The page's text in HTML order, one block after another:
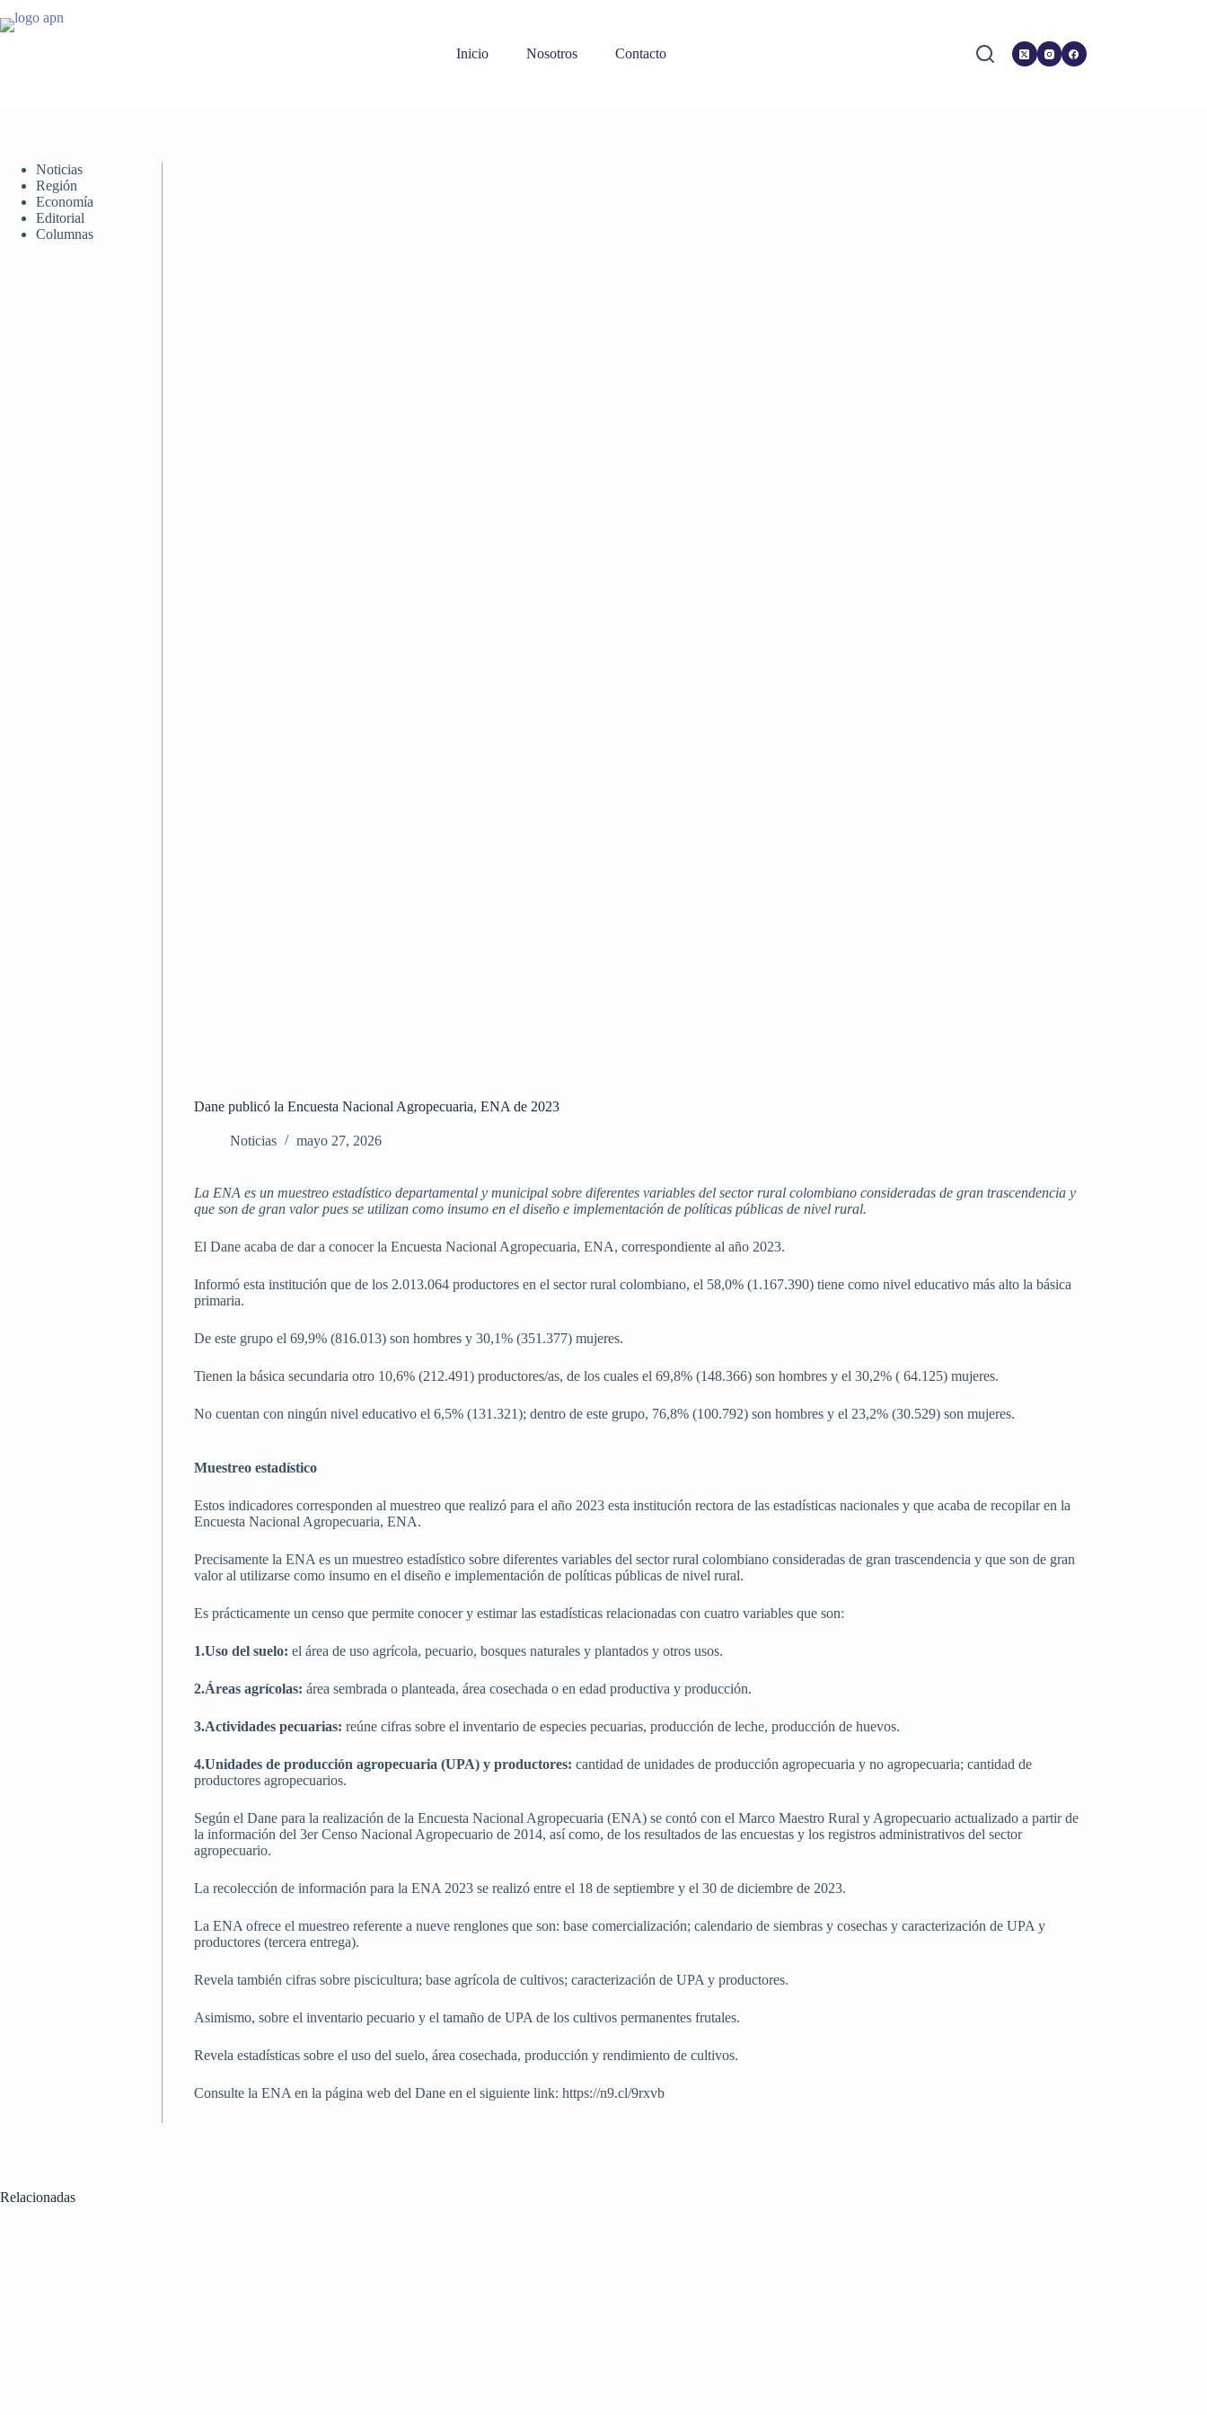
al
Inicio
Nosotros Contacto
Dane publicó la Encuesta Nacional Agropecuaria, ENA de 2023
Noticias mayo 27, 2026
La ENA es un muestreo estadístico departamental y municipal sobre diferentes variables del sector rural colombiano consideradas de gran trascendencia y
que son de gran valor pues se utilizan como insumo en el diseño e implementación de políticas públicas de nivel rural.
El Dane acaba de dar a conocer la Encuesta Nacional Agropecuaria, ENA, correspondiente al año 2023.
Informó esta institución que de los 2.013.064 productores en el sector rural colombiano, el 58,0% (1.167.390) tiene como nivel educativo más alto la básica
primaria.
De este grupo el 69,9% (816.013) son hombres y 30,1% (351.377) mujeres.
Tienen la básica secundaria otro 10,6% (212.491) productores/as, de los cuales el 69,8% (148.366) son hombres y el 30,2% ( 64.125) mujeres.
No cuentan con ningún nivel educativo el 6,5% (131.321); dentro de este grupo, 76,8% (100.792) son hombres y el 23,2% (30.529) son mujeres.
Muestreo estadístico
Estos indicadores corresponden al muestreo que realizó para el año 2023 esta institución rectora de las estadísticas nacionales y que acaba de recopilar en la
Encuesta Nacional Agropecuaria, ENA.
Precisamente la ENA es un muestreo estadístico sobre diferentes variables del sector rural colombiano consideradas de gran trascendencia y que son de gran
valor al utilizarse como insumo en el diseño e implementación de políticas públicas de nivel rural.
Es prácticamente un censo que permite conocer y estimar las estadísticas relacionadas con cuatro variables que son:
1.Uso del suelo: el área de uso agrícola, pecuario, bosques naturales y plantados y otros usos.
2.Áreas agrícolas: área sembrada o planteada, área cosechada o en edad productiva y producción.
3.Actividades pecuarias: reúne cifras sobre el inventario de especies pecuarias, producción de leche, producción de huevos.
4.Unidades de producción agropecuaria (UPA) y productores: cantidad de unidades de producción agropecuaria y no agropecuaria; cantidad de
productores agropecuarios.
Según el Dane para la realización de la Encuesta Nacional Agropecuaria (ENA) se contó con el Marco Maestro Rural y Agropecuario actualizado a partir de
la información del 3er Censo Nacional Agropecuario de 2014, así como, de los resultados de las encuestas y los registros administrativos del sector
agropecuario.
La recolección de información para la ENA 2023 se realizó entre el 18 de septiembre y el 30 de diciembre de 2023.
La ENA ofrece el muestreo referente a nueve renglones que son: base comercialización; calendario de siembras y cosechas y caracterización de UPA y
productores (tercera entrega).
Revela también cifras sobre piscicultura; base agrícola de cultivos; caracterización de UPA y productores.
Asimismo, sobre el inventario pecuario y el tamaño de UPA de los cultivos permanentes frutales.
Revela estadísticas sobre el uso del suelo, área cosechada, producción y rendimiento de cultivos.
Consulte la ENA en la página web del Dane en el siguiente link: https://n9.cl/9rxvb
Noticias
Región
Economía
Editorial
Columnas
Relacionadas